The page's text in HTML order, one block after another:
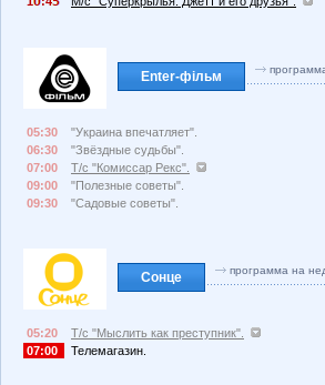
Enter-фільм
05:30
"Украина впечатляет".
06:30
"Звёздные судьбы".
07:00
Т/с "Комиссар Рекс".
09:00
"Полезные советы".
09:30
"Садовые советы".
Сонце программа на
05:20
Т/с "Мыслить как преступник".
07:00
Телемагазин.